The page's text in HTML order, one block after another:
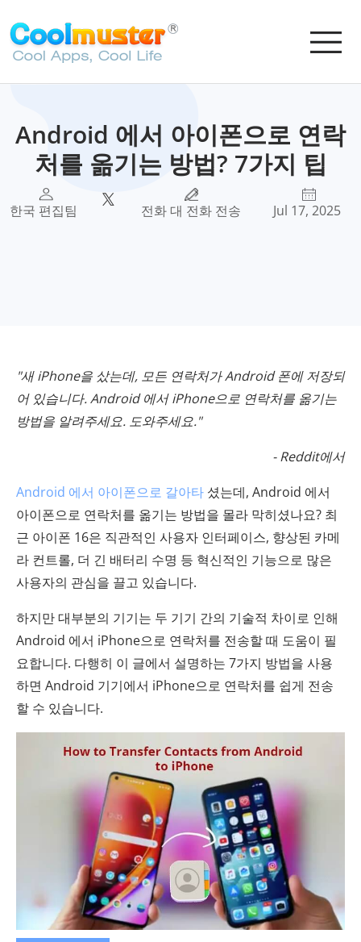
Android 에서 아이폰으로 연락
처를 옮기는 방법? 7가지 팁
한국 편집팀 전화 대 전화 전송 Jul 17, 2025
"새 iPhone을 샀는데, 모든 연락처가 Android 폰에 저장되
어 있습니다. Android 에서 iPhone으로 연락처를 옮기는
방법을 알려주세요. 도와주세요."
- Reddit에서
Android 에서 아이폰으로 갈아타 셨는데, Android 에서
아이폰으로 연락처를 옮기는 방법을 몰라 막히셨나요? 최
근 아이폰 16은 직관적인 사용자 인터페이스, 향상된 카메
라 컨트롤, 더 긴 배터리 수명 등 혁신적인 기능으로 많은
사용자의 관심을 끌고 있습니다.
하지만 대부분의 기기는 두 기기 간의 기술적 차이로 인해
Android 에서 iPhone으로 연락처를 전송할 때 도움이 필
요합니다. 다행히 이 글에서 설명하는 7가지 방법을 사용
하면 Android 기기에서 iPhone으로 연락처를 쉽게 전송
할 수 있습니다.